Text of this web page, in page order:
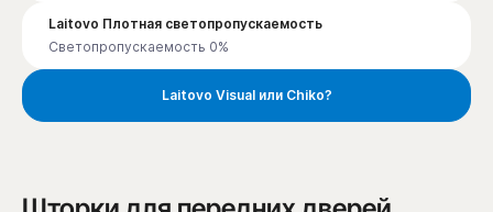
Laitovo Плотная светопропускаемость
Светопропускаемость 0%
Laitovo Visual или Chiko?